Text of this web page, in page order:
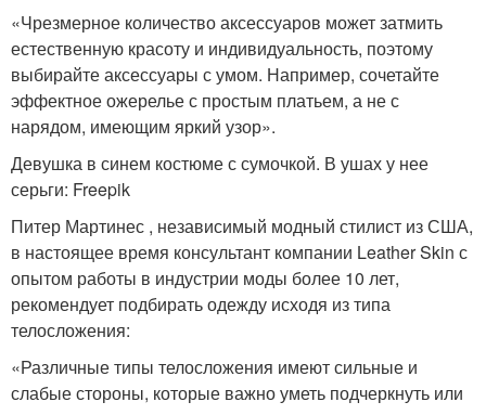
«Чрезмерное количество аксессуаров может затмить
естественную красоту и индивидуальность, поэтому
выбирайте аксессуары с умом. Например, сочетайте
эффектное ожерелье с простым платьем, а не с
нарядом, имеющим яркий узор».
Девушка в синем костюме с сумочкой. В ушах у нее
серьги: Freepik
Питер Мартинес , независимый модный стилист из США,
в настоящее время консультант компании Leather Skin с
опытом работы в индустрии моды более 10 лет,
рекомендует подбирать одежду исходя из типа
телосложения:
«Различные типы телосложения имеют сильные и
слабые стороны, которые важно уметь подчеркнуть или